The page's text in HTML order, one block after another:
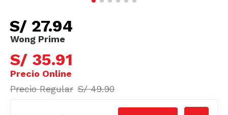
S/ 27.94
S/ 35.91
S/ 49.90